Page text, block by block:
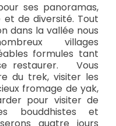
ses panoramas,
de diversité. Tout
dans la vallée nous
villages
formules tant
restaurer. Vous
du trek, visiter les
fromage de yak,
pour visiter de
bouddhistes et